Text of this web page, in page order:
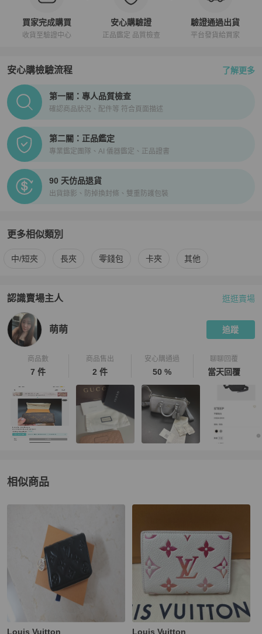
買家完成購買
收貨至驗證中心
安心購驗證
正品鑑定 品質檢查
驗證通過出貨
平台發貨給買家
安心購檢驗流程 了解更多
PopChill拍拍圈正品驗證、安心購檢驗流程介紹
第一關：專人品質檢查
確認商品狀況、配件等 符合頁面描述
第二關：正品鑑定
專業鑑定團隊、AI 儀器鑑定、正品證書
90 天仿品退貨
出貨錄影、防掉換封條、雙重防護包裝
更多相似類別
更多Louis Vuitton女士錢包 / 小皮件 相似商品推薦
中/短夾 長夾 零錢包 卡夾 其他
認識賣場主人
PopChill 拍拍圈嚴選賣家
逛逛賣場
萌萌 追蹤
商品數
7 件
商品售出
2 件
安心購通過
50 %
聊聊回覆
當天回覆
相似商品
更多相似 Louis Vuitton 女士錢包 / 小皮件推薦精品
Louis Vuitton Louis Vuitton